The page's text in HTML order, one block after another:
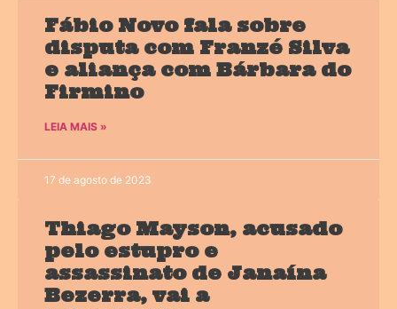
Fábio Novo fala sobre
disputa com Franzé Silva
e aliança com Bárbara do
Firmino
LEIA MAIS »
17 de agosto de 2023
Thiago Mayson, acusado
pelo estupro e
assassinato de Janaína
Bezerra, vai a